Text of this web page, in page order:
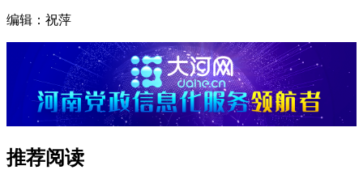
编辑：祝萍
推荐阅读